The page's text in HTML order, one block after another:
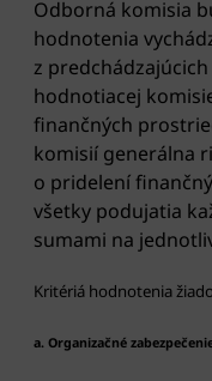
Odborná komisia
hodnotenia
z
hodnotiacej
finančných
komisií generálna
o pridelení
všetky podujatia
sumami na
Kritériá hodnotenia
a. Organizačné